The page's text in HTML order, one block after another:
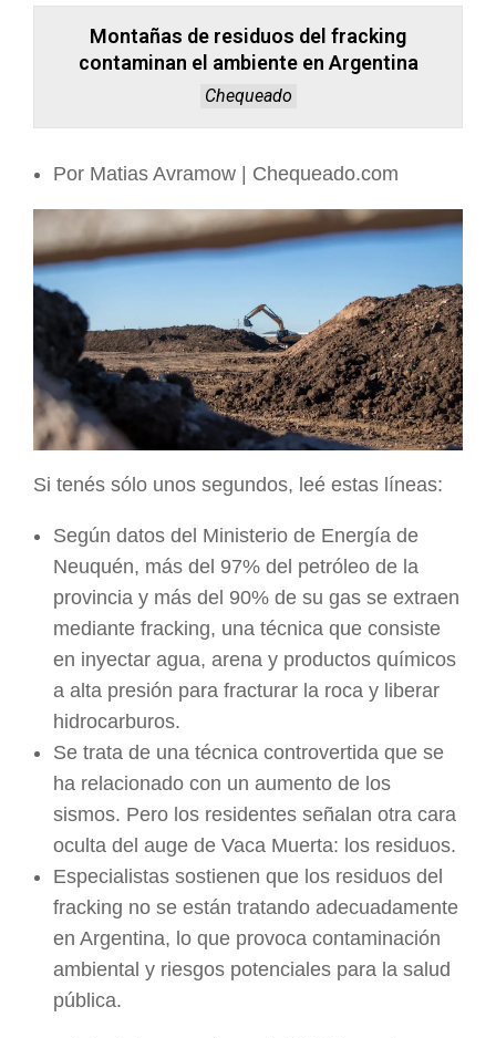
Montañas de residuos del fracking
contaminan el ambiente en Argentina
Chequeado
Por Matias Avramow | Chequeado.com
Si tenés sólo unos segundos, leé estas líneas:
Según datos del Ministerio de Energía de
Neuquén, más del 97% del petróleo de la
provincia y más del 90% de su gas se extraen
mediante fracking, una técnica que consiste
en inyectar agua, arena y productos químicos
a alta presión para fracturar la roca y liberar
hidrocarburos.
Se trata de una técnica controvertida que se
ha relacionado con un aumento de los
sismos. Pero los residentes señalan otra cara
oculta del auge de Vaca Muerta: los residuos.
Especialistas sostienen que los residuos del
fracking no se están tratando adecuadamente
en Argentina, lo que provoca contaminación
ambiental y riesgos potenciales para la salud
pública.